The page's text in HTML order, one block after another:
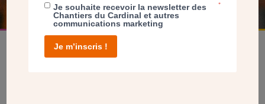
Je souhaite recevoir la newsletter des
Chantiers du Cardinal et autres
communications marketing
*
Je m’inscris !